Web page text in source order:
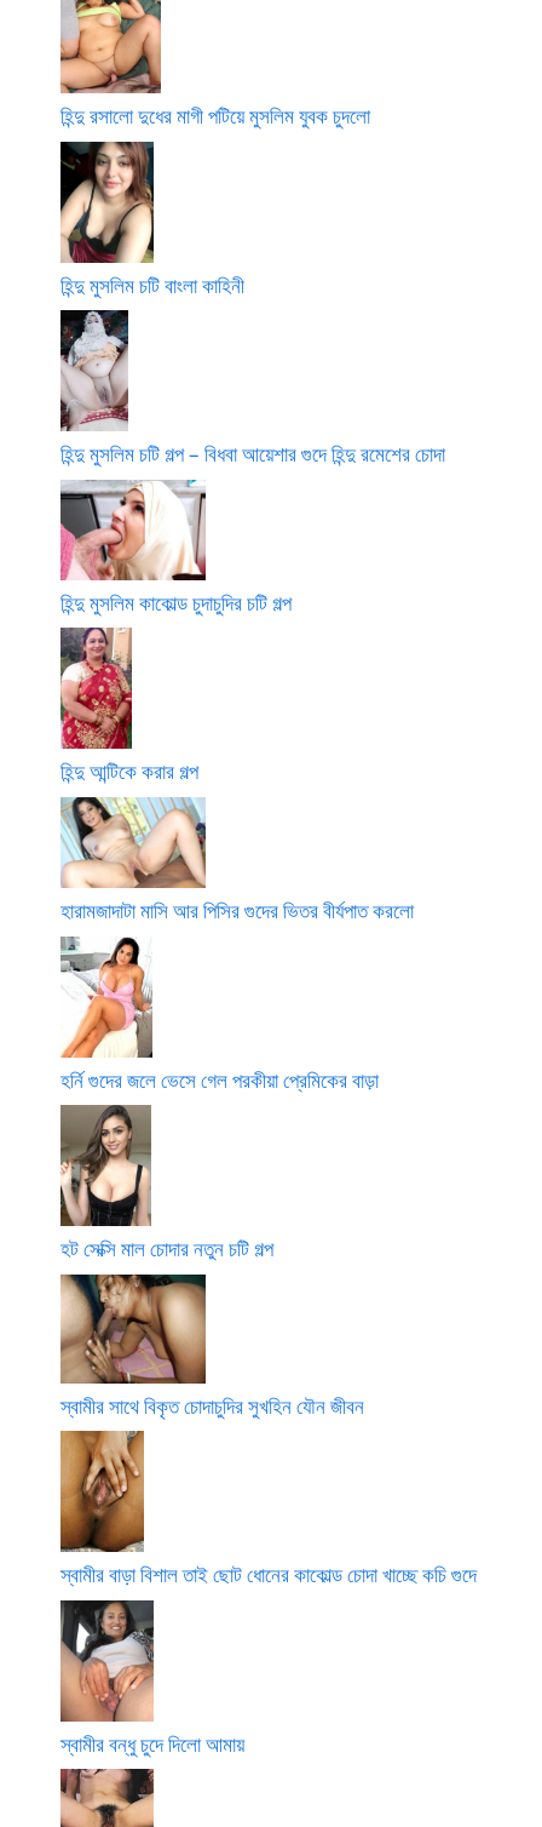
হিন্দু রসালো দুধের মাগী পটিয়ে মুসলিম যুবক চুদলো
হিন্দু মুসলিম চটি বাংলা কাহিনী
হিন্দু মুসলিম চটি গল্প – বিধবা আয়েশার গুদে হিন্দু রমেশের চোদা
হিন্দু মুসলিম কাকোল্ড চুদাচুদির চটি গল্প
হিন্দু আন্টিকে করার গল্প
হারামজাদাটা মাসি আর পিসির গুদের ভিতর বীর্যপাত করলো
হর্নি গুদের জলে ভেসে গেল পরকীয়া প্রেমিকের বাড়া
হট সেক্সি মাল চোদার নতুন চটি গল্প
স্বামীর সাথে বিকৃত চোদাচুদির সুখহিন যৌন জীবন
স্বামীর বাড়া বিশাল তাই ছোট ধোনের কাকোল্ড চোদা খাচ্ছে কচি গুদে
স্বামীর বন্ধু চুদে দিলো আমায়